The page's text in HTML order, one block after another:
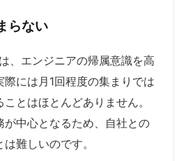
らない
、エンジニアの帰属意識を高
には月1回程度の集まりでは
とはほとんどありません。
が中心となるため、自社との
難しいのです。